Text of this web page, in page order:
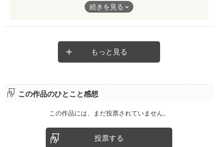
ふわふわと書かれた文章で進んでいく物語。
短いのでさらっと読めておもしろいです。
続きを見る
もっと見る
この作品のひとこと感想
この作品には、まだ投票されていません。
投票する